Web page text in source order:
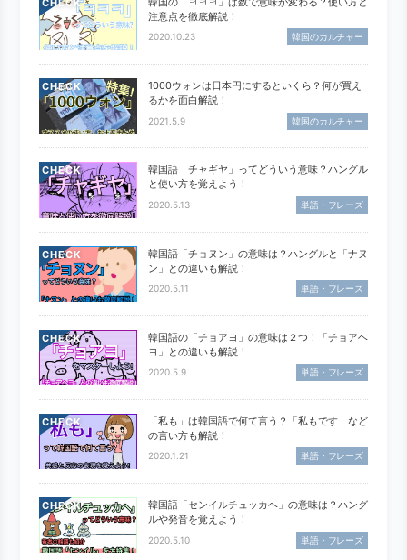
CHECK
注意点を徹底解説！
2020.10.23 韓国のカルチャー
CHECK
1000ウォンは日本円にするといくら？何が買え
るかを面白解説！
2021.5.9 韓国のカルチャー
CHECK
韓国語「チャギヤ」ってどういう意味？ハングル
と使い方を覚えよう！
2020.5.13 単語・フレーズ
CHECK
韓国語「チョヌン」の意味は？ハングルと「ナヌ
ン」との違いも解説！
2020.5.11 単語・フレーズ
CHECK
韓国語の「チョアヨ」の意味は２つ！「チョアヘ
ヨ」との違いも解説！
2020.5.9 単語・フレーズ
CHECK
「私も」は韓国語で何て言う？「私もです」など
の言い方も解説！
2020.1.21 単語・フレーズ
CHECK
韓国語「センイルチュッカヘ」の意味は？ハング
ルや発音を覚えよう！
2020.5.10 単語・フレーズ